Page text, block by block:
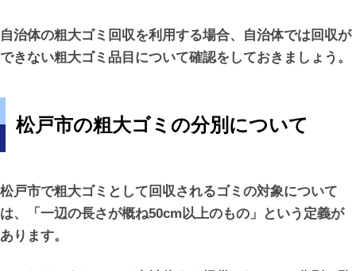
自治体の粗大ゴミ回収を利用する場合、自治体では回収が
できない粗大ゴミ品目について確認をしておきましょう。
松戸市の粗大ゴミの分別について
松戸市で粗大ゴミとして回収されるゴミの対象について
は、「一辺の長さが概ね50cm以上のもの」という定義が
あります。